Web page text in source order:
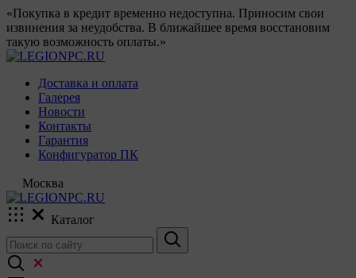
«Покупка в кредит временно недоступна. Приносим свои
извинения за неудобства. В ближайшее время восстановим
такую возможность оплаты.»
Доставка и оплата
Галерея
Новости
Контакты
Гарантия
Конфигуратор ПК
Москва
Каталог